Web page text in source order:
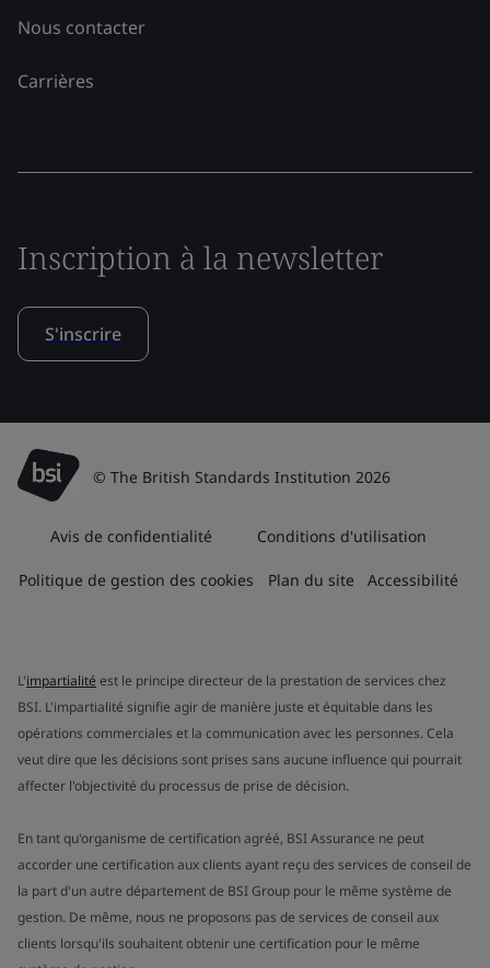
Nous contacter
Carrières
Inscription à la newsletter
S'inscrire
© The British Standards Institution 2026
Avis de confidentialité Conditions d'utilisation
Politique de gestion des cookies Plan du site Accessibilité
L'impartialité est le principe directeur de la prestation de services chez
BSI. L'impartialité signifie agir de manière juste et équitable dans les
opérations commerciales et la communication avec les personnes. Cela
veut dire que les décisions sont prises sans aucune influence qui pourrait
affecter l'objectivité du processus de prise de décision.
En tant qu'organisme de certification agréé, BSI Assurance ne peut
accorder une certification aux clients ayant reçu des services de conseil de
la part d'un autre département de BSI Group pour le même système de
gestion. De même, nous ne proposons pas de services de conseil aux
clients lorsqu'ils souhaitent obtenir une certification pour le même